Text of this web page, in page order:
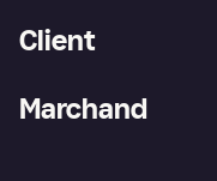
Client
Marchand